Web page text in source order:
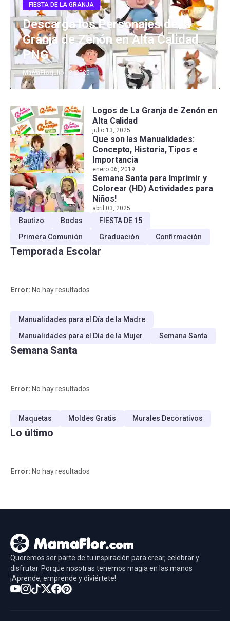
FIESTA DE LA GRANJA
Descarga los Personajes de la
Granja de Zenón en Alta Calidad
PNG
MamaFlorjulio 13, 2025
Logos de La Granja de Zenón en
Alta Calidad
julio 13, 2025
Que son las Manualidades:
Concepto, Historia, Tipos e
Importancia
enero 06, 2019
Semana Santa para Imprimir y
Colorear (HD) Actividades para
Niños!
abril 03, 2025
Bautizo Bodas
FIESTA DE 15
Primera Comunión
Graduación Confirmación
Temporada Escolar
Error: No hay resultados
Manualidades para el Día de la Madre
Manualidades para el Día de la Mujer
Semana Santa
Semana Santa
Error: No hay resultados
Maquetas Moldes Gratis Murales Decorativos
Lo último
Error: No hay resultados
Queremos ser parte de tu inspiración para crear, celebrar y
disfrutar. Porque nosotras tenemos magia en las manos
¡Aprende, emprende y diviértete!